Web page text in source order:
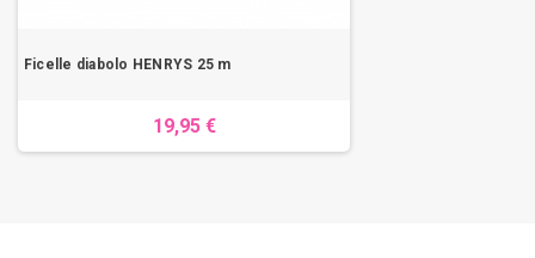
Ficelle diabolo HENRYS 25 m
19,95 €